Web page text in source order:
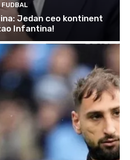
FUDBAL
Jedan ceo kontinent
Infantina!